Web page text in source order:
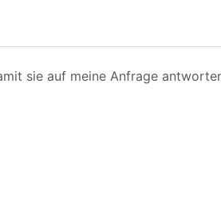
sie auf meine Anfrage